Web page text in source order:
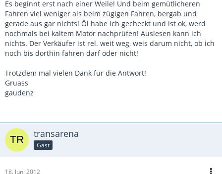
Es beginnt erst nach einer Weile! Und beim gemütlicheren
Fahren viel weniger als beim zügigen Fahren, bergab und
gerade aus gar nichts! Öl habe ich gecheckt und ist ok, werd
nochmals bei kaltem Motor nachprüfen! Auslesen kann ich
nichts. Der Verkäufer ist rel. weit weg, weis darum nicht, ob ich
noch bis dorthin fahren darf oder nicht!
Trotzdem mal vielen Dank für die Antwort!
Gruass
gaudenz
transarena
Gast
18. Juni 2012